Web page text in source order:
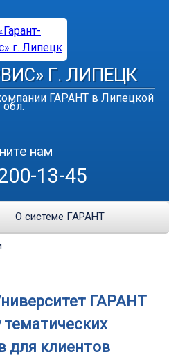
Г. ЛИПЕЦК
ГАРАНТ в Липецкой
обл.
нам
13-45
О системе ГАРАНТ
ГАРАНТ
тематических
для клиентов